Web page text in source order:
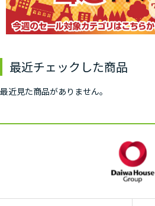
最近チェックした商品
最近見た商品がありません。